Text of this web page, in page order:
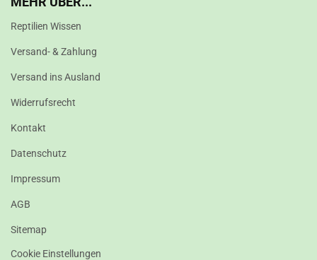
Reptilien Wissen
Versand- & Zahlung
Versand ins Ausland
Widerrufsrecht
Kontakt
Datenschutz
Impressum
AGB
Sitemap
Cookie Einstellungen